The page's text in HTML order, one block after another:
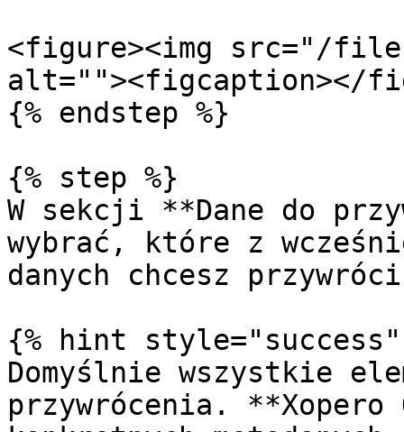
<figure><img src="/files/
alt=""><figcaption></
{% endstep %}
{% step %}
W sekcji **Dane do
wybrać, które z
danych chcesz
{% hint style="success"
Domyślnie wszystkie
przywrócenia. **Xopero